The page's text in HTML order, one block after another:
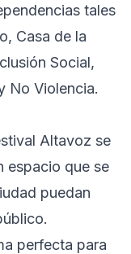
tales
Casa de la
Social,
No Violencia.
Altavoz se
espacio que se
puedan
perfecta para